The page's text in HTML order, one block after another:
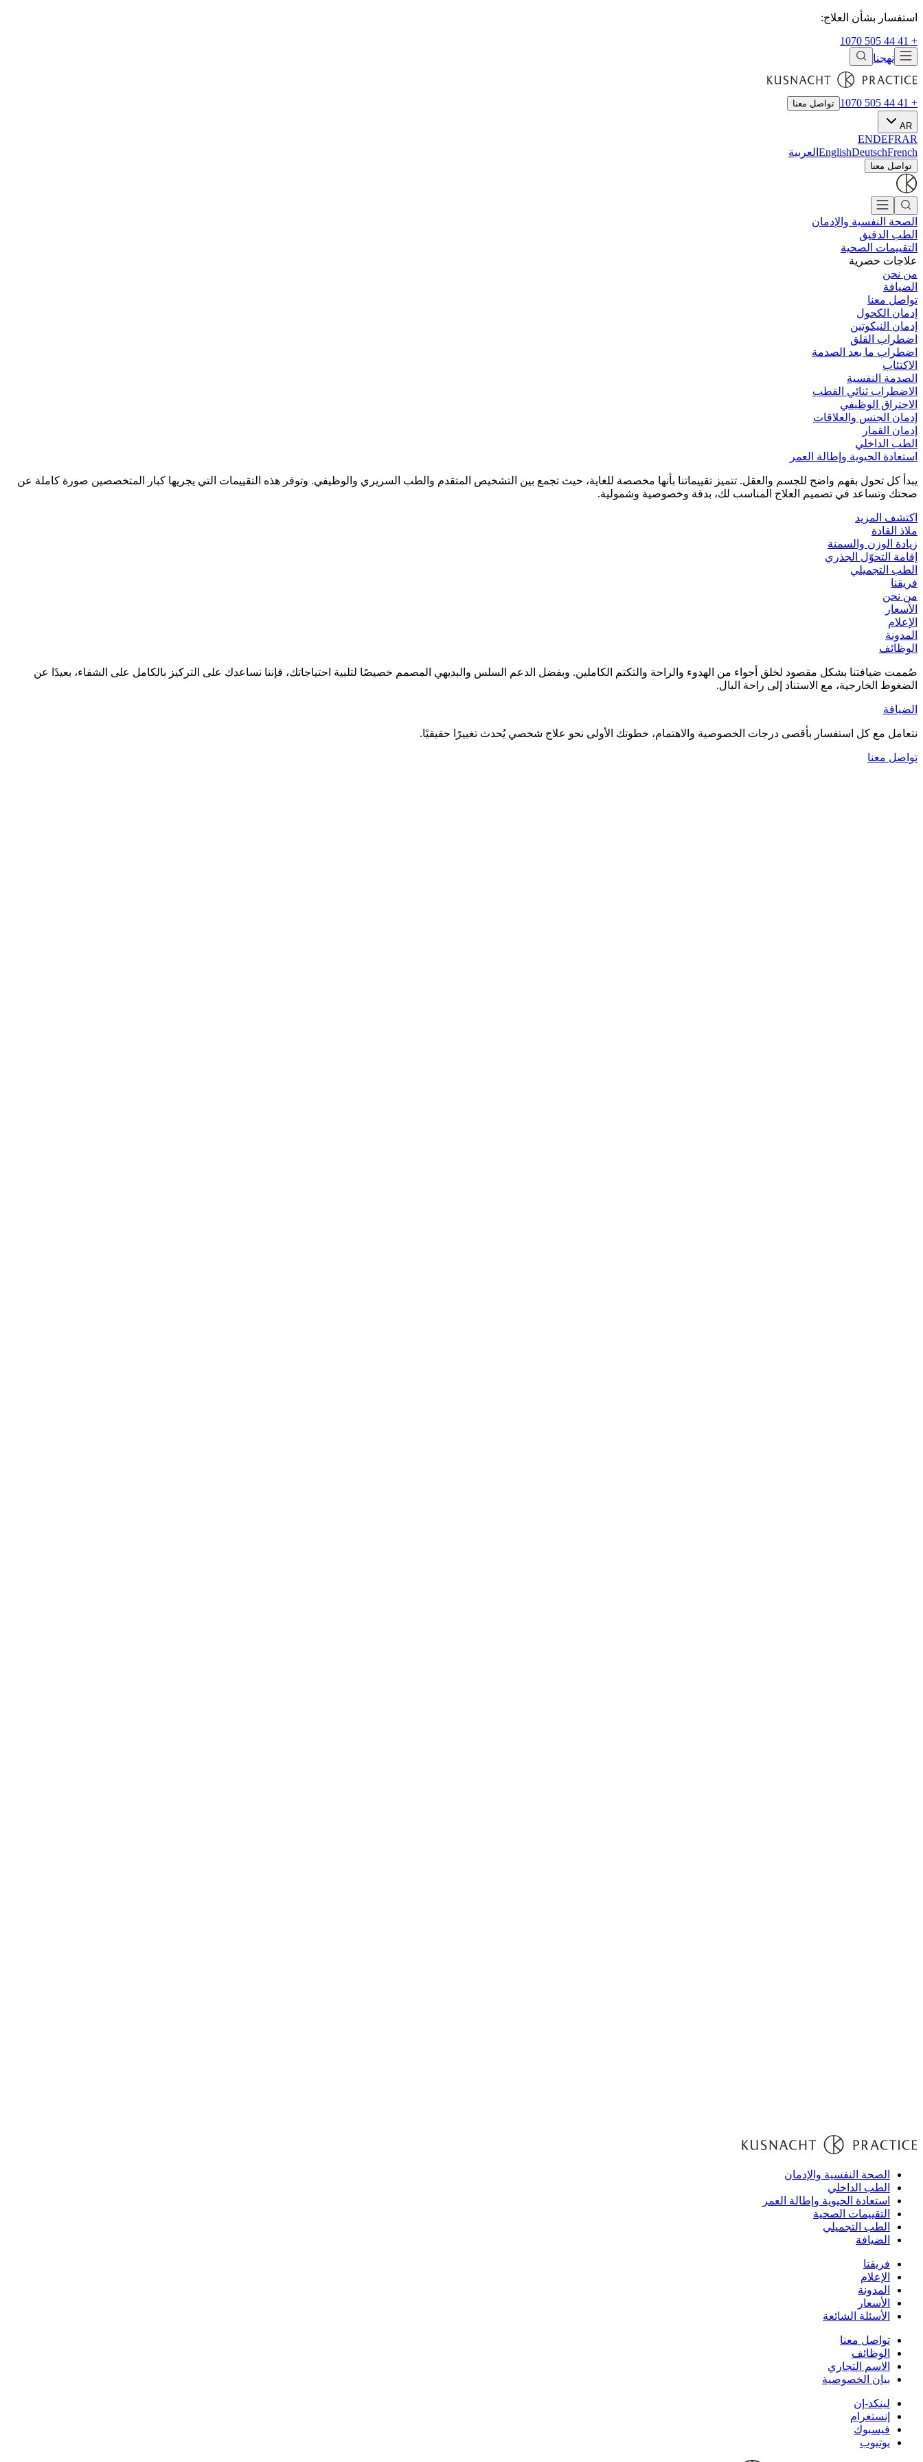
استفسار بشأن العلاج:
+ 41 44 505 1070
نهجنا
+ 41 44 505 1070 تواصل معنا
AR
ENDEFRAR
EnglishDeutschFrench العربية
تواصل معنا
الصحة النفسية والإدمان
الطب الدقيق
التقييمات الصحية
علاجات حصرية
من نحن
الضيافة
تواصل معنا
إدمان الكحول
إدمان النيكوتين
اضطراب القلق
اضطراب ما بعد الصدمة
الاكتئاب
الصدمة النفسية
الاضطراب ثنائي القطب
الاحتراق الوظيفي
إدمان الجنس والعلاقات
إدمان القمار
الطب الداخلي
استعادة الحيوية وإطالة العمر
يبدأ كل تحول بفهم واضح للجسم والعقل. تتميز تقييماتنا بأنها مخصصة للغاية، حيث تجمع بين التشخيص المتقدم والطب السريري والوظيفي. وتوفر هذه التقييمات التي يجريها كبار المتخصصين صورة كاملة عن
صحتك وتساعد في تصميم العلاج المناسب لك، بدقة وخصوصية وشمولية.
اكتشف المزيد
ملاذ القادة
زيادة الوزن والسمنة
إقامة التحوّل الجذري
الطب التجميلي
فريقنا
من نحن
الأسعار
الإعلام
المدونة
الوظائف
صُممت ضيافتنا بشكل مقصود لخلق أجواء من الهدوء والراحة والتكتم الكاملين. وبفضل الدعم السلس والبديهي المصمم خصيصًا لتلبية احتياجاتك، فإننا نساعدك على التركيز بالكامل على الشفاء، بعيدًا عن
الضغوط الخارجية، مع الاستناد إلى راحة البال.
الضيافة
نتعامل مع كل استفسار بأقصى درجات الخصوصية والاهتمام، خطوتك الأولى نحو علاج شخصي يُحدث تغييرًا حقيقيًا.
تواصل معنا
الصحة النفسية والإدمان
الطب الداخلي
استعادة الحيوية وإطالة العمر
التقييمات الصحية
الطب التجميلي
الضيافة
فريقنا
الإعلام
المدونة
الأسعار
الأسئلة الشائعة
تواصل معنا
الوظائف
الاسم التجاري
بيان الخصوصية
لينكد-إن
إنستغرام
فيسبوك
يوتيوب